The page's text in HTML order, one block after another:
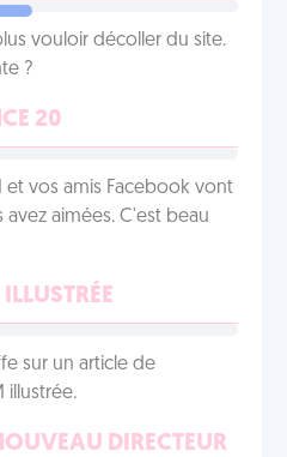
vouloir décoller du site.
?
20
et vos amis Facebook vont
aimées. C'est beau
sur un article de
illustrée.
DIRECTEUR